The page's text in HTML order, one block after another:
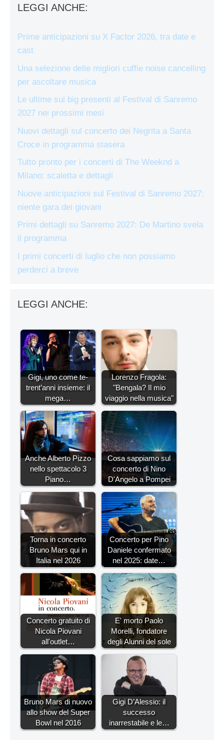
LEGGI ANCHE:
Prime anticipazioni su X Factor 2026, tra date e
cast
Una selezione delle migliori cuffie noise cancelling
per ascoltare musica
Le ultime sui big presenti al Festival di Sanremo
2027 nei prossimi mesi
Nuovi dettagli sul concerto dei Negrita a Santa
Croce in programma stasera
Tutto pronto per i concerti di The Weeknd a
Milano: scaletta e dettagli
Nuove anticipazioni sul Festival di Sanremo 2027:
niente gara dei giovani
Primi dettagli su Sanremo 2027: De Martino svela
il programma
I primi concerti di luglio che non possiamo
perderci a breve
LEGGI ANCHE:
Gigi, uno come te-
trent’anni insieme: il
mega…
Lorenzo Fragola:
"Bengala? Il mio
viaggio nella musica"
Anche Alberto Pizzo
nello spettacolo 3
Piano…
Cosa sappiamo sul
concerto di Nino
D'Angelo a Pompei
Torna in concerto
Bruno Mars qui in
Italia nel 2026
Concerto per Pino
Daniele confermato
nel 2025: date…
Concerto gratuito di
Nicola Piovani
all'outlet…
E' morto Paolo
Morelli, fondatore
degli Alunni del sole
Bruno Mars di nuovo
allo show del Super
Bowl nel 2016
Gigi D’Alessio: il
successo
inarrestabile e le…